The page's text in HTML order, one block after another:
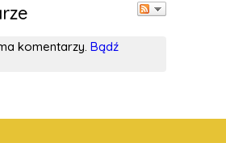
komentarzy. Bądź